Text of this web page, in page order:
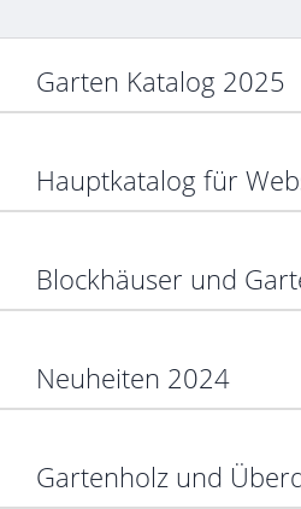
Garten Katalog 2025
Hauptkatalog für
Blockhäuser und
Neuheiten 2024
Gartenholz und